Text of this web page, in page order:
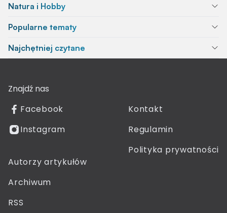
Natura i Hobby
Popularne tematy
Najchętniej czytane
Znajdź nas
Facebook
Instagram
Kontakt
Regulamin
Polityka prywatności
Autorzy artykułów
Archiwum
RSS